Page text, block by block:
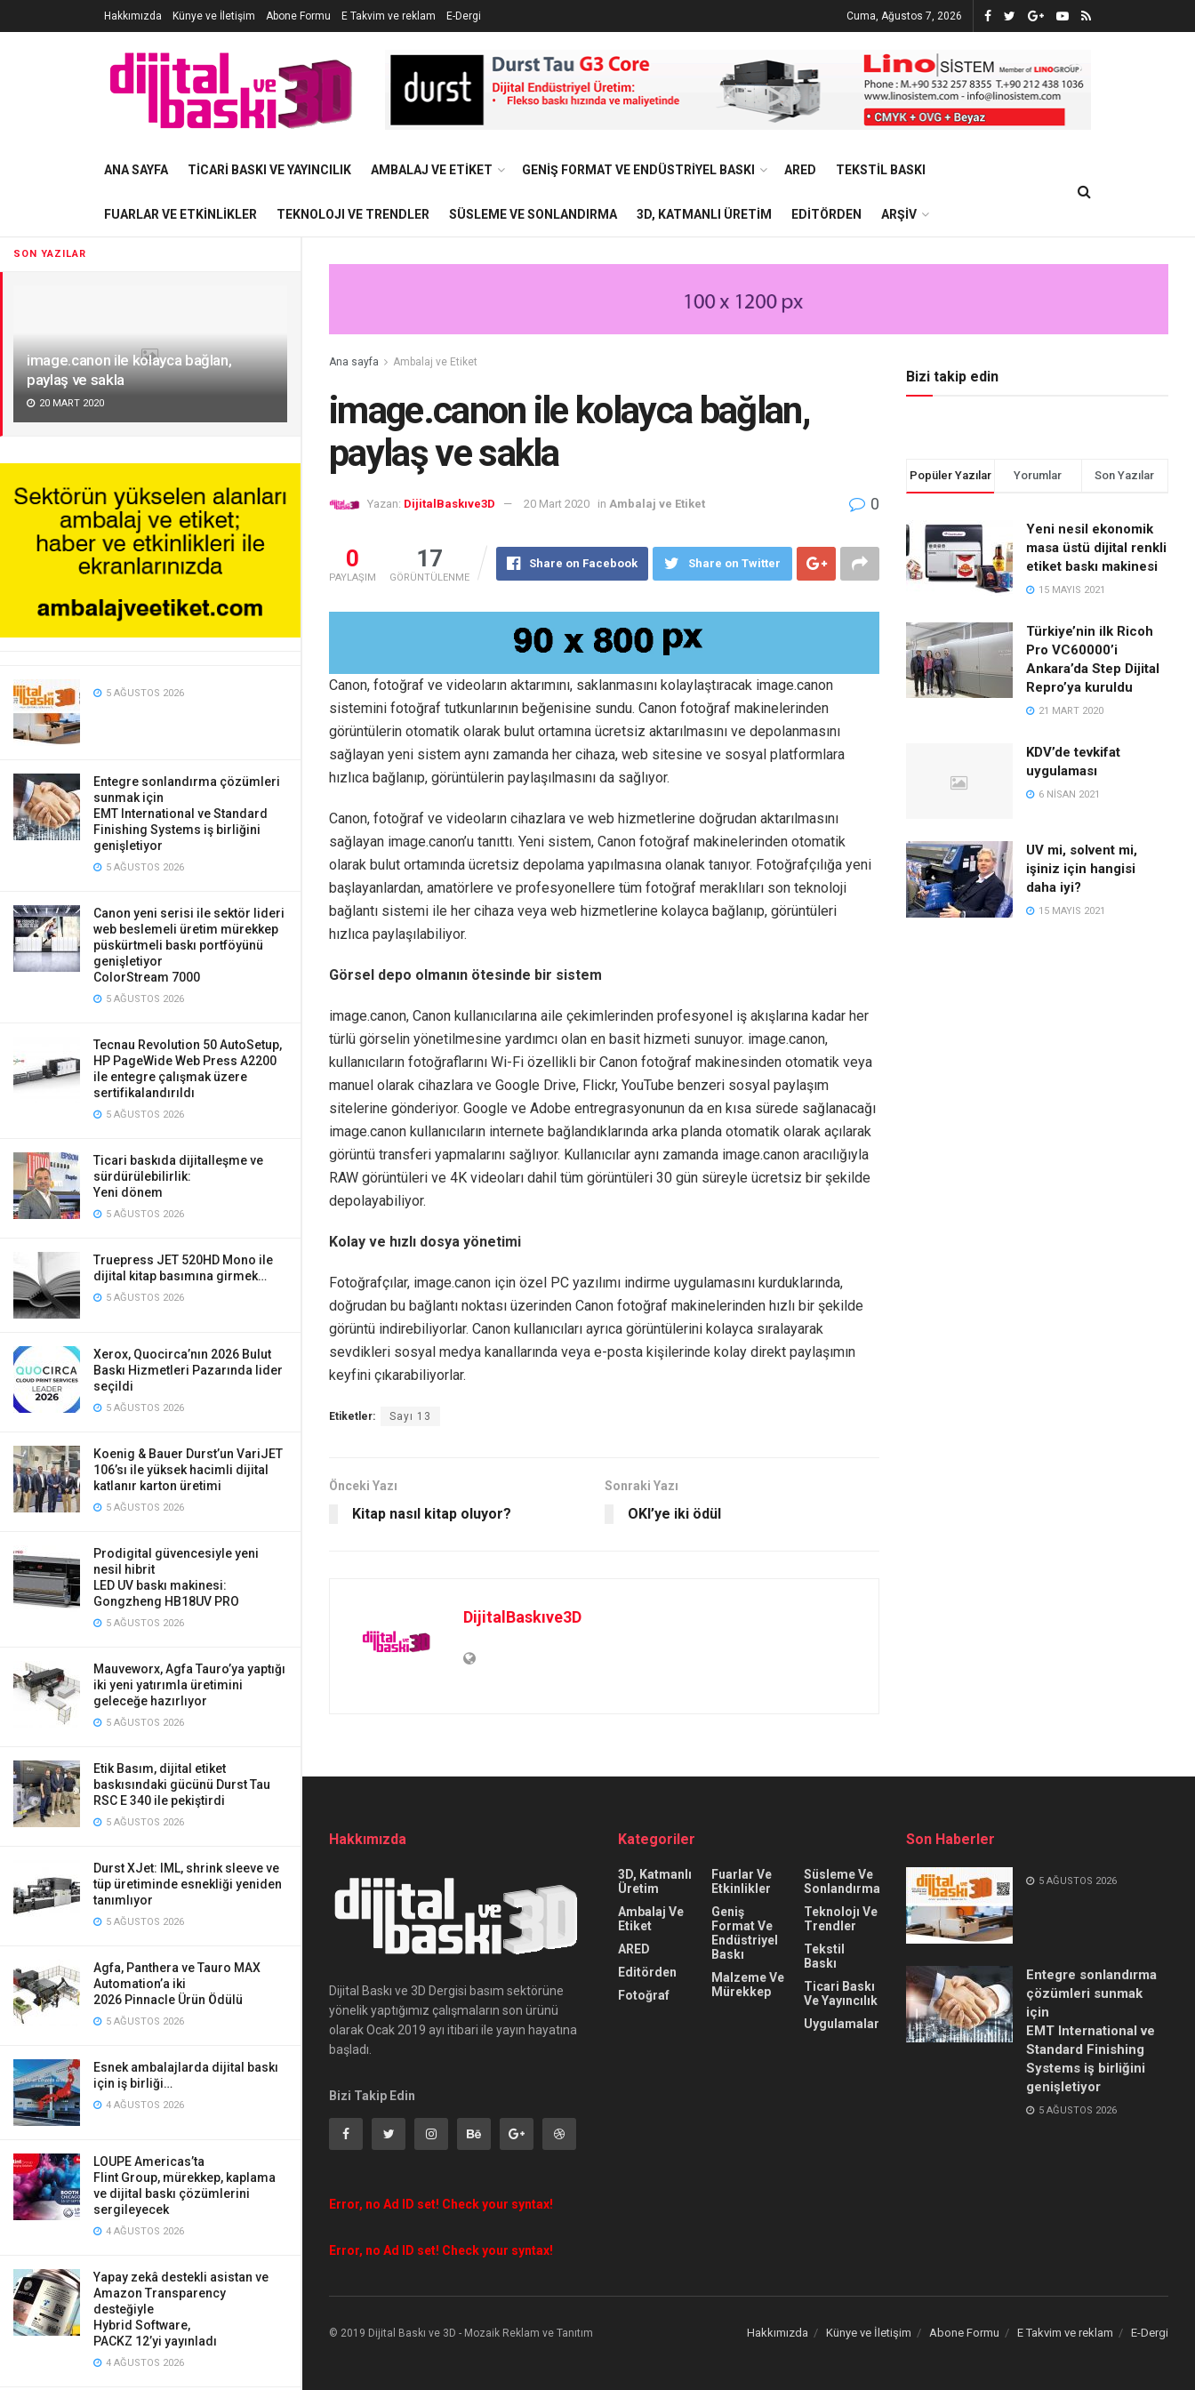
SON YAZILAR
image.canon ile kolayca bağlan,
paylaş ve sakla
20 MART 2020
5 AĞUSTOS 2026
Entegre sonlandırma çözümleri
sunmak için
EMT International ve Standard
Finishing Systems iş birliğini
genişletiyor
5 AĞUSTOS 2026
Canon yeni serisi ile sektör lideri
web beslemeli üretim mürekkep
püskürtmeli baskı portföyünü
genişletiyor
ColorStream 7000
5 AĞUSTOS 2026
Tecnau Revolution 50 AutoSetup,
HP PageWide Web Press A2200
ile entegre çalışmak üzere
sertifikalandırıldı
5 AĞUSTOS 2026
Ticari baskıda dijitalleşme ve
sürdürülebilirlik:
Yeni dönem
5 AĞUSTOS 2026
Truepress JET 520HD Mono ile
dijital kitap basımına girmek…
5 AĞUSTOS 2026
Xerox, Quocirca’nın 2026 Bulut
Baskı Hizmetleri Pazarında lider
seçildi
5 AĞUSTOS 2026
Koenig & Bauer Durst’un VariJET
106’sı ile yüksek hacimli dijital
katlanır karton üretimi
5 AĞUSTOS 2026
Prodigital güvencesiyle yeni
nesil hibrit
LED UV baskı makinesi:
Gongzheng HB18UV PRO
5 AĞUSTOS 2026
Mauveworx, Agfa Tauro’ya yaptığı
iki yeni yatırımla üretimini
geleceğe hazırlıyor
5 AĞUSTOS 2026
Etik Basım, dijital etiket
baskısındaki gücünü Durst Tau
RSC E 340 ile pekiştirdi
5 AĞUSTOS 2026
Durst XJet: IML, shrink sleeve ve
tüp üretiminde esnekliği yeniden
tanımlıyor
5 AĞUSTOS 2026
Agfa, Panthera ve Tauro MAX
Automation’a iki
2026 Pinnacle Ürün Ödülü
5 AĞUSTOS 2026
Esnek ambalajlarda dijital baskı
için iş birliği…
4 AĞUSTOS 2026
LOUPE Americas’ta
Flint Group, mürekkep, kaplama
ve dijital baskı çözümlerini
sergileyecek
4 AĞUSTOS 2026
Yapay zekâ destekli asistan ve
Amazon Transparency
desteğiyle
Hybrid Software,
PACKZ 12’yi yayınladı
4 AĞUSTOS 2026
Hakkımızda Künye ve İletişim Abone Formu E Takvim ve reklam E-Dergi Cuma, Ağustos 7, 2026
ANA SAYFA TICARI BASKI VE YAYINCILIK AMBALAJ VE ETIKET GENIŞ FORMAT VE ENDÜSTRIYEL BASKI ARED TEKSTIL BASKI
FUARLAR VE ETKINLIKLER TEKNOLOJI VE TRENDLER SÜSLEME VE SONLANDIRMA 3D, KATMANLI ÜRETIM EDITÖRDEN ARŞIV
Ana sayfa Ambalaj ve Etiket
image.canon ile kolayca bağlan,
paylaş ve sakla
Yazan: DijitalBaskıve3D 20 Mart 2020 in Ambalaj ve Etiket 0
0
PAYLAŞIM
17
GÖRÜNTÜLENME
Share on Facebook Share on Twitter
Canon, fotoğraf ve videoların aktarımını, saklanmasını kolaylaştıracak image.canon
sistemini fotoğraf tutkunlarının beğenisine sundu. Canon fotoğraf makinelerinden
görüntülerin otomatik olarak bulut ortamına ücretsiz aktarılmasını ve depolanmasını
sağlayan yeni sistem aynı zamanda her cihaza, web sitesine ve sosyal platformlara
hızlıca bağlanıp, görüntülerin paylaşılmasını da sağlıyor.
Canon, fotoğraf ve videoların cihazlara ve web hizmetlerine doğrudan aktarılmasını
sağlayan image.canon’u tanıttı. Yeni sistem, Canon fotoğraf makinelerinden otomatik
olarak bulut ortamında ücretsiz depolama yapılmasına olanak tanıyor. Fotoğrafçılığa yeni
başlayanlardan, amatörlere ve profesyonellere tüm fotoğraf meraklıları son teknoloji
bağlantı sistemi ile her cihaza veya web hizmetlerine kolayca bağlanıp, görüntüleri
hızlıca paylaşılabiliyor.
Görsel depo olmanın ötesinde bir sistem
image.canon, Canon kullanıcılarına aile çekimlerinden profesyonel iş akışlarına kadar her
türlü görselin yönetilmesine yardımcı olan en basit hizmeti sunuyor. image.canon,
kullanıcıların fotoğraflarını Wi-Fi özellikli bir Canon fotoğraf makinesinden otomatik veya
manuel olarak cihazlara ve Google Drive, Flickr, YouTube benzeri sosyal paylaşım
sitelerine gönderiyor. Google ve Adobe entregrasyonunun da en kısa sürede sağlanacağı
image.canon kullanıcıların internete bağlandıklarında arka planda otomatik olarak açılarak
görüntü transferi yapmalarını sağlıyor. Kullanıcılar aynı zamanda image.canon aracılığıyla
RAW görüntüleri ve 4K videoları dahil tüm görüntüleri 30 gün süreyle ücretsiz bir şekilde
depolayabiliyor.
Kolay ve hızlı dosya yönetimi
Fotoğrafçılar, image.canon için özel PC yazılımı indirme uygulamasını kurduklarında,
doğrudan bu bağlantı noktası üzerinden Canon fotoğraf makinelerinden hızlı bir şekilde
görüntü indirebiliyorlar. Canon kullanıcıları ayrıca görüntülerini kolayca sıralayarak
sevdikleri sosyal medya kanallarında veya e-posta kişilerinde kolay direkt paylaşımın
keyfini çıkarabiliyorlar.
Etiketler: Sayı 13
Önceki Yazı
Kitap nasıl kitap oluyor?
Sonraki Yazı
OKI’ye iki ödül
DijitalBaskıve3D
Bizi takip edin
Popüler Yazılar Yorumlar Son Yazılar
Yeni nesil ekonomik
masa üstü dijital renkli
etiket baskı makinesi
15 MAYIS 2021
Türkiye’nin ilk Ricoh
Pro VC60000’i
Ankara’da Step Dijital
Repro’ya kuruldu
21 MART 2020
KDV’de tevkifat
uygulaması
6 NISAN 2021
UV mi, solvent mi,
işiniz için hangisi
daha iyi?
15 MAYIS 2021
Hakkımızda
Dijital Baskı ve 3D Dergisi basım sektörüne
yönelik yaptığımız çalışmaların son ürünü
olarak Ocak 2019 ayı itibari ile yayın hayatına
başladı.
Bizi Takip Edin
Error, no Ad ID set! Check your syntax!
Error, no Ad ID set! Check your syntax!
Kategoriler
3D, Katmanlı
Üretim
Ambalaj Ve
Etiket
ARED
Editörden
Fotoğraf
Fuarlar Ve
Etkinlikler
Geniş
Format Ve
Endüstriyel
Baskı
Malzeme Ve
Mürekkep
Süsleme Ve
Sonlandırma
Teknolojı Ve
Trendler
Tekstil
Baskı
Ticari Baskı
Ve Yayıncılık
Uygulamalar
Son Haberler
5 AĞUSTOS 2026
Entegre sonlandırma
çözümleri sunmak
için
EMT International ve
Standard Finishing
Systems iş birliğini
genişletiyor
5 AĞUSTOS 2026
Hakkımızda Künye ve İletişim Abone Formu E Takvim ve reklam E-Dergi
© 2019 Dijital Baskı ve 3D - Mozaik Reklam ve Tanıtım